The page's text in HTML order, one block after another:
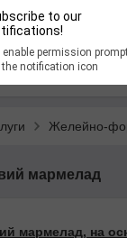
to our
enable permission
the notification icon
в прежнем
Желейно-
мармелад
мармелад, на